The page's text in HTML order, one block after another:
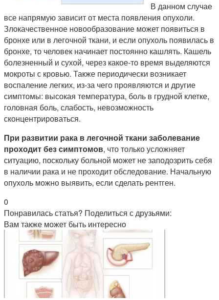
В данном случае
все напрямую зависит от места появления опухоли.
Злокачественное новообразование может появиться в
бронхе или в легочной ткани, и если опухоль появилась в
бронхе, то человек начинает постоянно кашлять. Кашель
болезненный и сухой, через какое-то время выделяются
мокроты с кровью. Также периодически возникает
воспаление легких, из-за чего проявляются и другие
симптомы: высокая температура, боль в грудной клетке,
головная боль, слабость, невозможность
сконцентрироваться.
При развитии рака в легочной ткани заболевание
проходит без симптомов, что только усложняет
ситуацию, поскольку больной может не заподозрить себя
в наличии рака и не проходит обследование. Начальную
опухоль можно выявить, если сделать рентген.
0
Понравилась статья? Поделиться с друзьями:
Вам также может быть интересно